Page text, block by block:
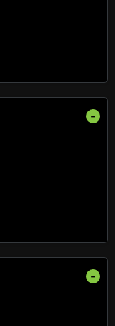
-
-